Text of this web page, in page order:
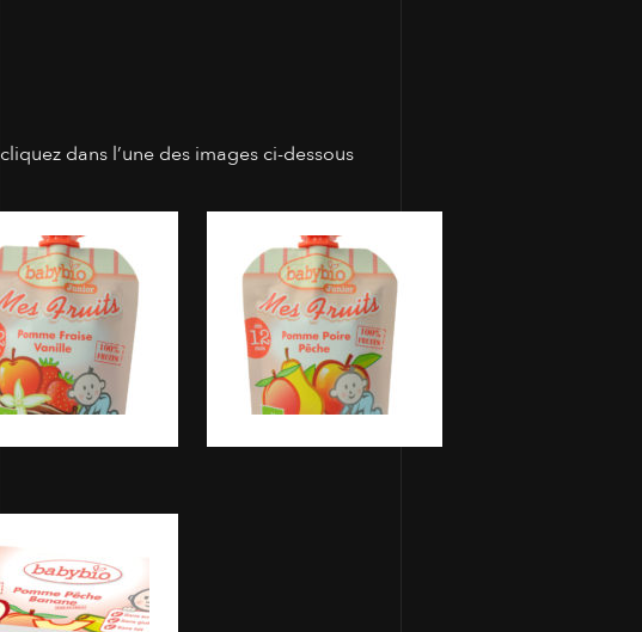
cliquez dans l’une des images ci-dessous